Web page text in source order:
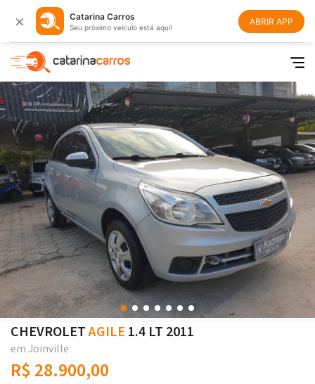
× Catarina Carros
Seu próximo veículo está aqui!
ABRIR APP
CHEVROLETAGILE 1.4 LT 2011
em Joinville
R$ 28.900,00